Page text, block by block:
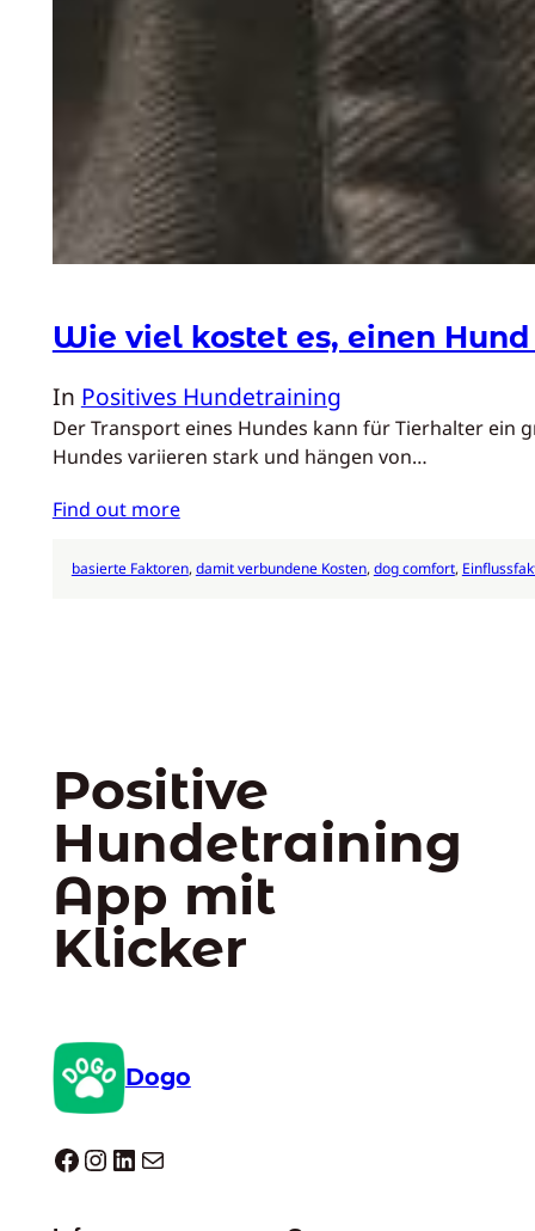
Wie viel kostet es, einen
In Positives Hundetraining
Der Transport eines Hundes kann für Tierhalter ein
Hundes variieren stark und hängen von…
Find out more
basierte Faktoren, damit verbundene Kosten, dog comfort,
Positive
Hundetraining
App mit
Klicker
Dogo
Dogo facebook InstagramLinkedIn E-Mail